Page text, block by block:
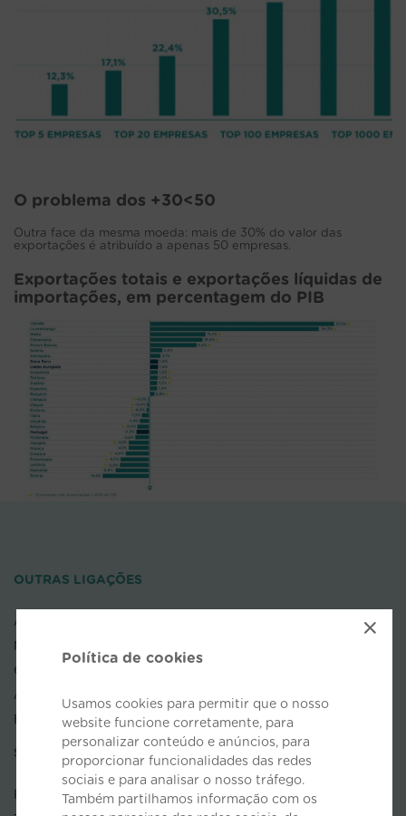
O problema dos +30<50
Outra face da mesma moeda: mais de 30% do valor das
exportações é atribuído a apenas 50 empresas.
Exportações totais e exportações líquidas de
importações, em percentagem do PIB
OUTRAS LIGAÇÕES
AEP
NOVOBANCO
COFACE
APDL
EXPRESSO
SEGURANÇA DA INFORMAÇÃO
POLÍTICA DE PRIVACIDADE
×
Política de cookies
Usamos cookies para permitir que o nosso
website funcione corretamente, para
personalizar conteúdo e anúncios, para
proporcionar funcionalidades das redes
sociais e para analisar o nosso tráfego.
Também partilhamos informação com os